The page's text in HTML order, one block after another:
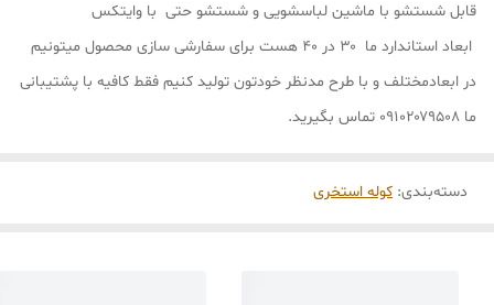
قابل شستشو با ماشین لباسشویی و شستشو حتی با وایتکس
ابعاد استاندارد ما ۳۰ در ۴۰ هست برای سفارشی سازی محصول میتونیم
در ابعادمختلف و با طرح مدنظر خودتون تولید کنیم فقط کافیه با پشتیبانی
ما ۰۹۱۰۲۰۷۹۵۰۸ تماس بگیرید.
دسته‌بندی: کوله استخری